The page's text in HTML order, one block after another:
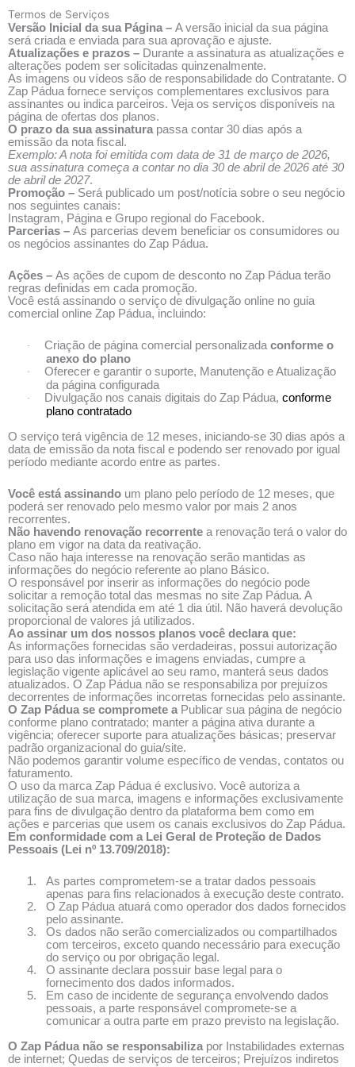
Termos de Serviços
Versão Inicial da sua Página – A versão inicial da sua página
será criada e enviada para sua aprovação e ajuste.
Atualizações e prazos – Durante a assinatura as atualizações e
alterações podem ser solicitadas quinzenalmente.
As imagens ou vídeos são de responsabilidade do Contratante. O
Zap Pádua fornece serviços complementares exclusivos para
assinantes ou indica parceiros. Veja os serviços disponíveis na
página de ofertas dos planos.
O prazo da sua assinatura passa contar 30 dias após a
emissão da nota fiscal.
Exemplo: A nota foi emitida com data de 31 de março de 2026,
sua assinatura começa a contar no dia 30 de abril de 2026 até 30
de abril de 2027.
Promoção – Será publicado um post/notícia sobre o seu negócio
nos seguintes canais:
Instagram, Página e Grupo regional do Facebook.
Parcerias – As parcerias devem beneficiar os consumidores ou
os negócios assinantes do Zap Pádua.
Ações – As ações de cupom de desconto no Zap Pádua terão
regras definidas em cada promoção.
Você está assinando o serviço de divulgação online no guia
comercial online Zap Pádua, incluindo:
· Criação de página comercial personalizada conforme o
anexo do plano
·
Oferecer e garantir o suporte, Manutenção e Atualização
da página configurada
· Divulgação nos canais digitais do Zap Pádua, conforme
plano contratado
O serviço terá vigência de 12 meses, iniciando-se 30 dias após a
data de emissão da nota fiscal e podendo ser renovado por igual
período mediante acordo entre as partes.
Você está assinando um plano pelo período de 12 meses, que
poderá ser renovado pelo mesmo valor por mais 2 anos
recorrentes.
Não havendo renovação recorrente a renovação terá o valor do
plano em vigor na data da reativação.
Caso não haja interesse na renovação serão mantidas as
informações do negócio referente ao plano Básico.
O responsável por inserir as informações do negócio pode
solicitar a remoção total das mesmas no site Zap Pádua. A
solicitação será atendida em até 1 dia útil. Não haverá devolução
proporcional de valores já utilizados.
Ao assinar um dos nossos planos você declara que:
As informações fornecidas são verdadeiras, possui autorização
para uso das informações e imagens enviadas, cumpre a
legislação vigente aplicável ao seu ramo, manterá seus dados
atualizados. O Zap Pádua não se responsabiliza por prejuízos
decorrentes de informações incorretas fornecidas pelo assinante.
O Zap Pádua se compromete a Publicar sua página de negócio
conforme plano contratado; manter a página ativa durante a
vigência; oferecer suporte para atualizações básicas; preservar
padrão organizacional do guia/site.
Não podemos garantir volume específico de vendas, contatos ou
faturamento.
O uso da marca Zap Pádua é exclusivo. Você autoriza a
utilização de sua marca, imagens e informações exclusivamente
para fins de divulgação dentro da plataforma bem como em
ações e parcerias que usem os canais exclusivos do Zap Pádua.
Em conformidade com a Lei Geral de Proteção de Dados
Pessoais (Lei nº 13.709/2018):
1.
As partes comprometem-se a tratar dados pessoais
apenas para fins relacionados à execução deste contrato.
2.
O Zap Pádua atuará como operador dos dados fornecidos
pelo assinante.
3.
Os dados não serão comercializados ou compartilhados
com terceiros, exceto quando necessário para execução
do serviço ou por obrigação legal.
4.
O assinante declara possuir base legal para o
fornecimento dos dados informados.
5.
Em caso de incidente de segurança envolvendo dados
pessoais, a parte responsável compromete-se a
comunicar a outra parte em prazo previsto na legislação.
O Zap Pádua não se responsabiliza por Instabilidades externas
de internet; Quedas de serviços de terceiros; Prejuízos indiretos